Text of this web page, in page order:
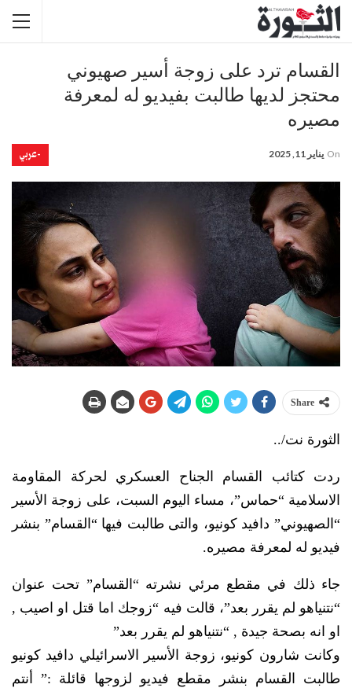
القسام ترد على زوجة أسير صهيوني
محتجز لديها طالبت بفيديو له لمعرفة
مصيره
-عربي On يناير 11, 2025
Share
الثورة نت/..
ردت كتائب القسام الجناح العسكري لحركة المقاومة
الاسلامية “حماس”، مساء اليوم السبت، على زوجة الأسير
“الصهيوني” دافيد كونيو، والتى طالبت فيها “القسام” بنشر
فيديو له لمعرفة مصيره.
جاء ذلك في مقطع مرئي نشرته “القسام” تحت عنوان
“نتنياهو لم يقرر بعد”، قالت فيه “زوجك اما قتل او اصيب ,
او انه بصحة جيدة , “نتنياهو لم يقرر بعد”
وكانت شارون كونيو، زوجة الأسير الاسرائيلي دافيد كونيو
طالبت القسام بنشر مقطع فيديو لزوجها قائلة :” أنتم